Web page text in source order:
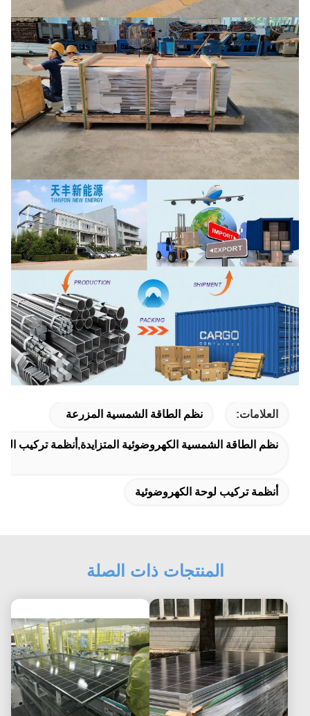
العلامات: نظم الطاقة الشمسية المزرعة
نظم الطاقة الشمسية الكهروضوئية المتزايدة,أنظمة تركيب
أنظمة تركيب لوحة الكهروضوئية
المنتجات ذات الصلة